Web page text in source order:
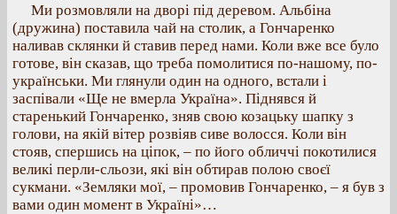
Ми розмовляли на дворі під деревом. Альбіна
(дружина) поставила чай на столик, а Гончаренко
наливав склянки й ставив перед нами. Коли вже все було
готове, він сказав, що треба помолитися по-нашому, по-
українськи. Ми глянули один на одного, встали і
заспівали «Ще не вмерла Україна». Піднявся й
старенький Гончаренко, зняв свою козацьку шапку з
голови, на якій вітер розвіяв сиве волосся. Коли він
стояв, спершись на ціпок, – по його обличчі покотилися
великі перли-сльози, які він обтирав полою своєї
сукмани. «Земляки мої, – промовив Гончаренко, – я був з
вами один момент в Україні»…